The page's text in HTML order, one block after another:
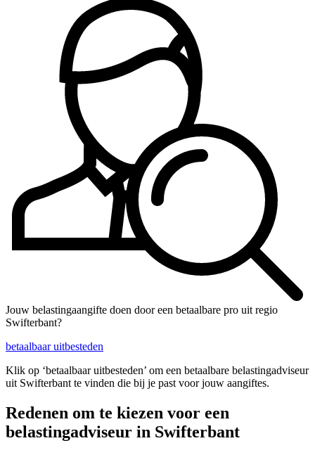
Jouw belastingaangifte doen door een betaalbare pro uit regio
Swifterbant?
betaalbaar uitbesteden
Klik op ‘betaalbaar uitbesteden’ om een betaalbare belastingadviseur
uit Swifterbant te vinden die bij je past voor jouw aangiftes.
Redenen om te kiezen voor een
belastingadviseur in Swifterbant